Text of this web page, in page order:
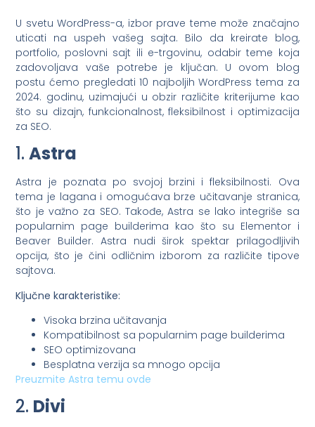
U svetu WordPress-a, izbor prave teme može značajno
uticati na uspeh vašeg sajta. Bilo da kreirate blog,
portfolio, poslovni sajt ili e-trgovinu, odabir teme koja
zadovoljava vaše potrebe je ključan. U ovom blog
postu ćemo pregledati 10 najboljih WordPress tema za
2024. godinu, uzimajući u obzir različite kriterijume kao
što su dizajn, funkcionalnost, fleksibilnost i optimizacija
za SEO.
1.Astra
Astra je poznata po svojoj brzini i fleksibilnosti. Ova
tema je lagana i omogućava brze učitavanje stranica,
što je važno za SEO. Takođe, Astra se lako integriše sa
popularnim page builderima kao što su Elementor i
Beaver Builder. Astra nudi širok spektar prilagodljivih
opcija, što je čini odličnim izborom za različite tipove
sajtova.
Ključne karakteristike:
Visoka brzina učitavanja
Kompatibilnost sa popularnim page builderima
SEO optimizovana
Besplatna verzija sa mnogo opcija
Preuzmite Astra temu ovde
2. Divi